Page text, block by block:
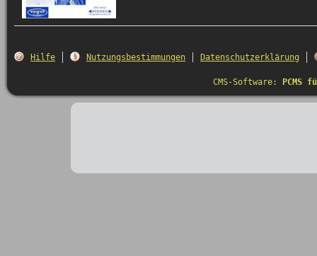
Hilfe Nutzungsbestimmungen Datenschutzerklärung
CMS-Software: PCMS